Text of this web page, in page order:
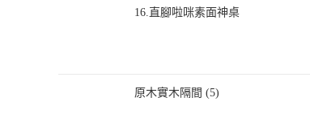
16.直腳啦咪素面神桌
原木實木隔間 (5)